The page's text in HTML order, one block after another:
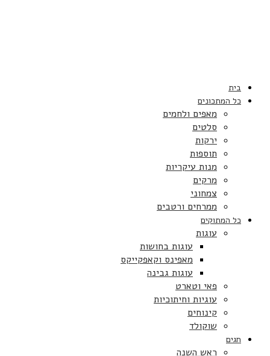
בית
כל המתכונים
מאפים ולחמים
סלטים
ירקות
תוספות
מנות עיקריות
מרקים
צמחוני
ממרחים ורטבים
כל המתוקים
עוגות
עוגות בחושות
מאפינס וקאפקייקס
עוגות גבינה
פאי וטארט
עוגיות וחיתוכיות
קינוחים
שוקולד
חגים
ראש השנה